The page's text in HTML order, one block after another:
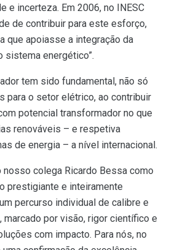
e incerteza. Em 2006, no INESC
de contribuir para este esforço,
que apoiasse a integração da
sistema energético”.
tem sido fundamental, não só
para o setor elétrico, ao contribuir
potencial transformador no que
renováveis – e respetiva
de energia – a nível internacional.
nosso colega Ricardo Bessa como
prestigiante e inteiramente
percurso individual de calibre e
por visão, rigor científico e
com impacto. Para nós, no